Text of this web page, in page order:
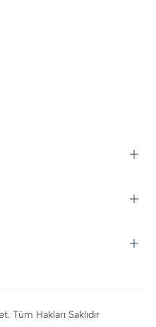
Tüm Hakları Saklıdır